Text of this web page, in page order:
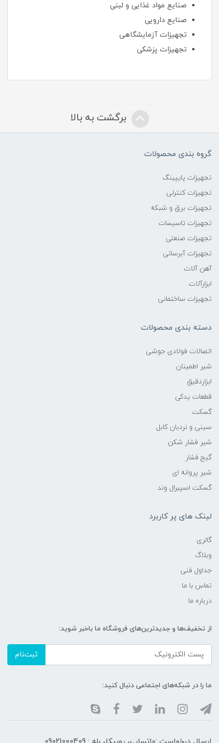
صنایع مواد غذایی و لبنی
صنایع دارویی
تجهیزات آزمایشگاهی
تجهیزات پزشکی
برگشت به بالا
گروه بندی محصولات
تجهیزات پایپینگ
تجهیزات کنترلی
تجهیزات برق و شبکه
تجهیزات تاسیسات
تجهیزات صنعتی
تجهیزات آبرسانی
آهن آلات
ابزارآلات
تجهیزات ساختمانی
دسته بندی محصولات
اتصالات فولادی جوشی
شیر اطمینان
ابزاردقیق
قطعات یدکی
گسکت
سینی و نردبان کابل
شیر فشار شکن
گیج فشار
شیر پروانه ای
گسکت اسپیرال وند
لینک های پر کاربرد
گالری
وبلاگ
جداول فنی
تماس با ما
درباره ما
از تخفیف‌ها و جدیدترین‌های فروشگاه ما باخبر شوید:
ثبت‌نام
ما را در شبکه‌های اجتماعی دنبال کنید: